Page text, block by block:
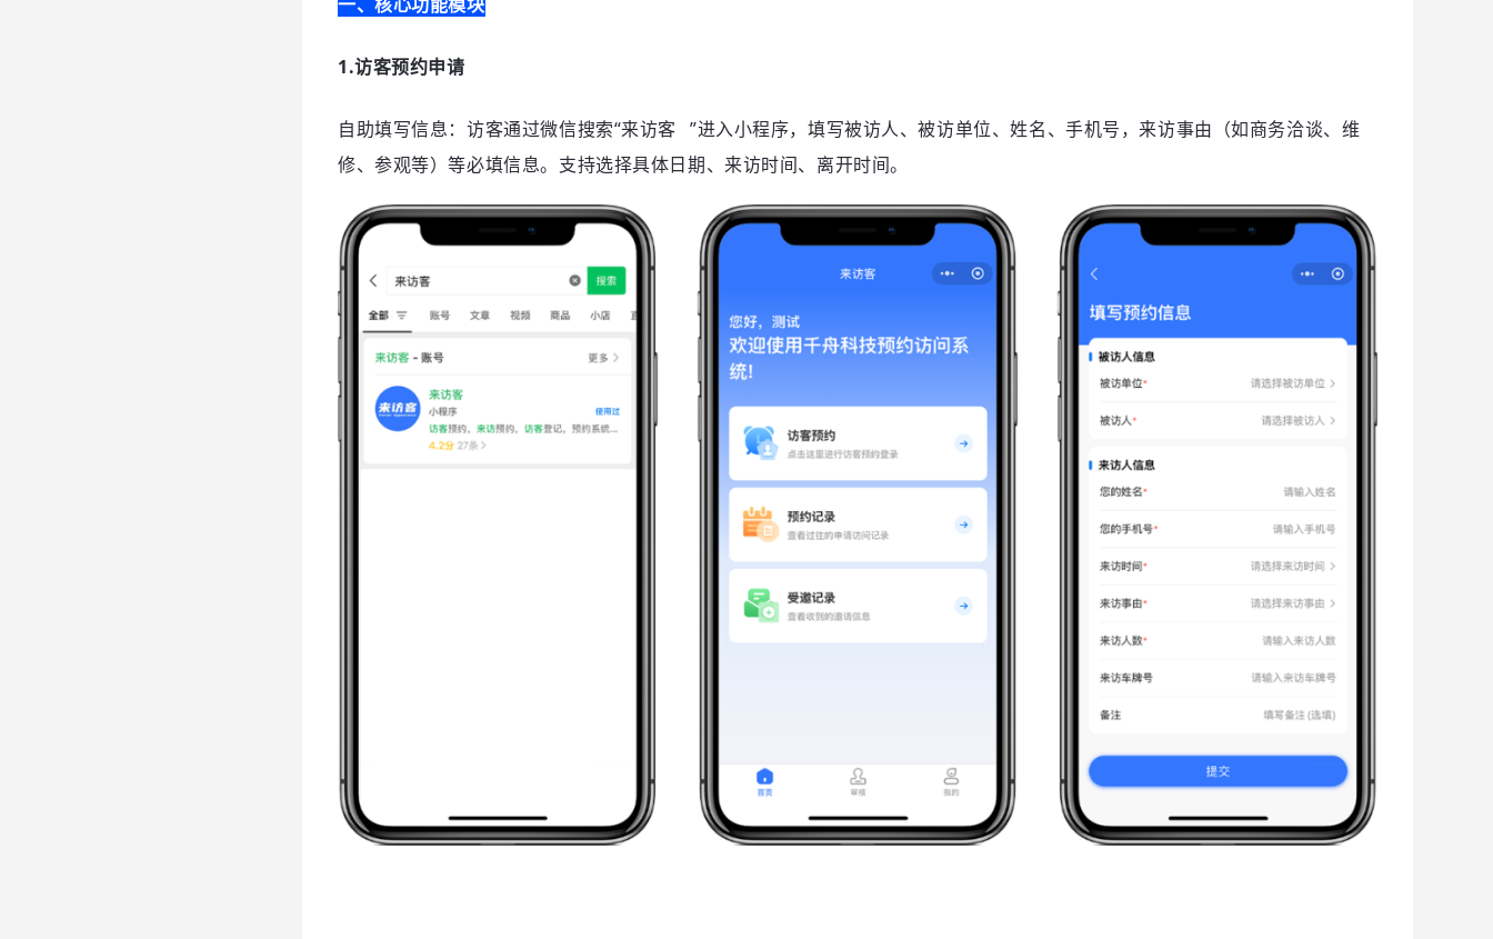
1.访客预约申请
自助填写信息：访客通过微信搜索“来访客 ”进入小程序，填写被访人、被访单位、姓名、手机号，来访事由（如商务洽谈、维
修、参观等）等必填信息。支持选择具体日期、来访时间、离开时间。